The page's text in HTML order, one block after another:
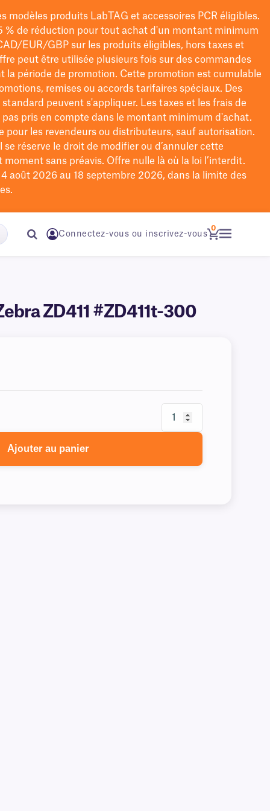
modèles produits LabTAG et accessoires PCR éligibles.
% de réduction pour tout achat d'un montant minimum
EUR/GBPsur les produits éligibles, hors taxes et
peut être utilisée plusieurs fois sur des commandes
la période de promotion. Cette promotion est cumulable
remises ou accords tarifaires spéciaux. Des
peuvent s'appliquer. Les taxes et les frais de
pas pris en compte dans le montant minimum d'achat.
pour les revendeurs ou distributeurs, sauf autorisation.
réserve le droit de modifierou d’annuler cette
moment sans préavis. Offre nulle là où la loi l’interdit.
août 2026 au 18 septembre 2026, dans la limite des
Connectez-vous ou inscrivez-vous
0
ZD411 #ZD411t-300
Ajouter au panier